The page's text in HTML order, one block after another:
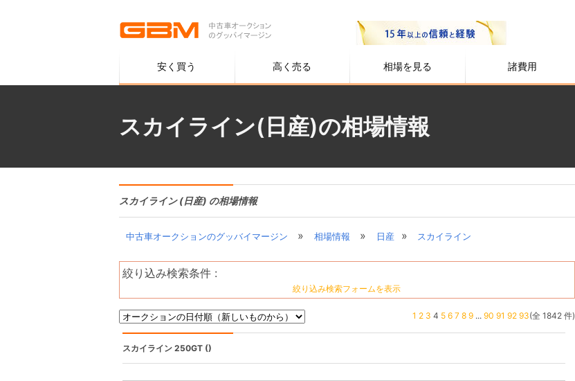
安く買う 高く売る 相場を見る 諸費用
スカイライン(日産)の相場情報
スカイライン (日産) の相場情報
中古車オークションのグッバイマージン » 相場情報 » 日産 » スカイライン
絞り込み検索条件 :
絞り込み検索フォームを表示
1 2 3 4 5 6 7 8 9... 90 91 92 93(全 1842 件)
スカイライン 250GT ()